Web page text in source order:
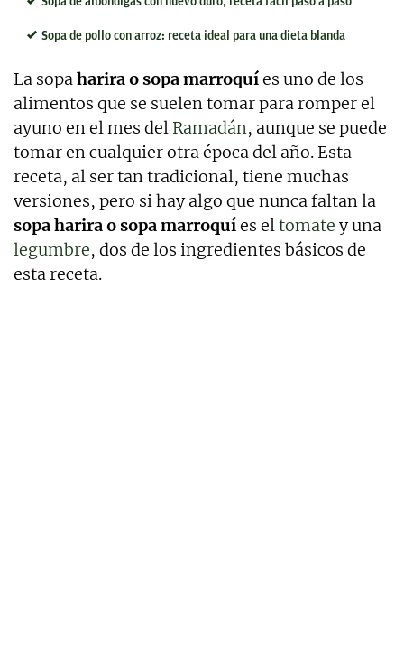
Sopa de pollo con arroz: receta ideal para una dieta blanda
La sopaharira o sopa marroquíes uno de los
alimentos que se suelen tomar para romper el
ayuno en el mes del Ramadán, aunque se puede
tomar en cualquier otra época del año. Esta
receta, al ser tan tradicional, tiene muchas
versiones, pero si hay algo que nunca faltan la
sopa harira o sopa marroquíes eltomate y una
legumbre, dos de los ingredientes básicos de
esta receta.